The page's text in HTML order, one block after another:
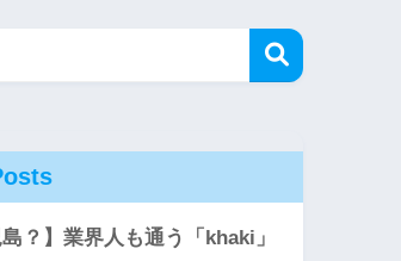
島？】業界人も通う「khaki」